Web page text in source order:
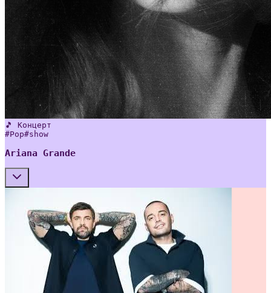
🎵 Концерт
#Pop#show
Ariana Grande